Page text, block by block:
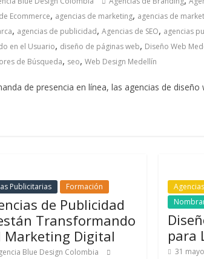
Ecommerce, agencias de marketing, agencias de
, agencias de publicidad, Agencias de SEO, agencias
en el Usuario, diseño de páginas web, Diseño Web
de Búsqueda, seo, Web Design Medellín
de presencia en línea, las agencias de
Publicitarias Formación
de Publicidad
Transformando
Marketing Digital
Blue Design Colombia
Agencias
para
31